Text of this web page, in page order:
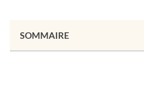
SOMMAIRE